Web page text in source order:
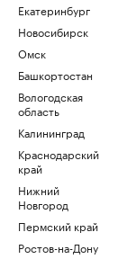
Екатеринбург
Новосибирск
Омск
Башкортостан
Вологодская
область
Калининград
Краснодарский
край
Нижний
Новгород
Пермский край
Ростов-на-Дону